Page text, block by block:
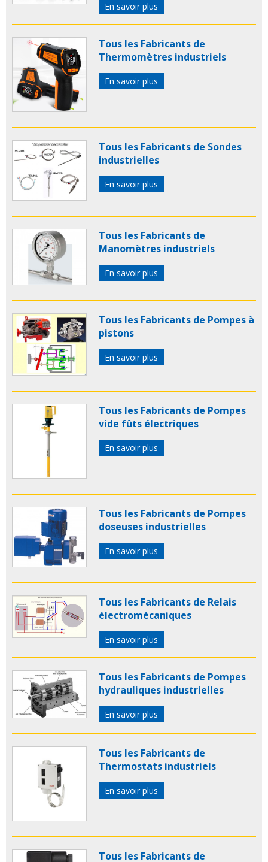
En savoir plus
Tous les Fabricants de
Thermomètres industriels
En savoir plus
Tous les Fabricants de Sondes
industrielles
En savoir plus
Tous les Fabricants de
Manomètres industriels
En savoir plus
Tous les Fabricants de Pompes à
pistons
En savoir plus
Tous les Fabricants de Pompes
vide fûts électriques
En savoir plus
Tous les Fabricants de Pompes
doseuses industrielles
En savoir plus
Tous les Fabricants de Relais
électromécaniques
En savoir plus
Tous les Fabricants de Pompes
hydrauliques industrielles
En savoir plus
Tous les Fabricants de
Thermostats industriels
En savoir plus
Tous les Fabricants de